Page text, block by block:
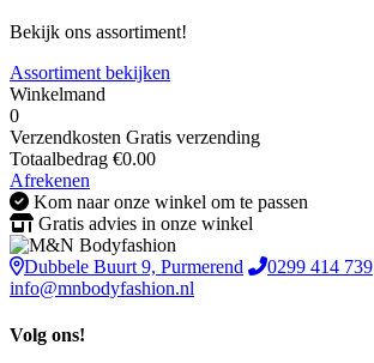
Bekijk ons assortiment!
Assortiment bekijken
Winkelmand
0
Verzendkosten Gratis verzending
Totaalbedrag €0.00
Afrekenen
Kom naar onze winkel om te passen
Gratis advies in onze winkel
Dubbele Buurt 9, Purmerend
0299 414 739
info@mnbodyfashion.nl
Volg ons!